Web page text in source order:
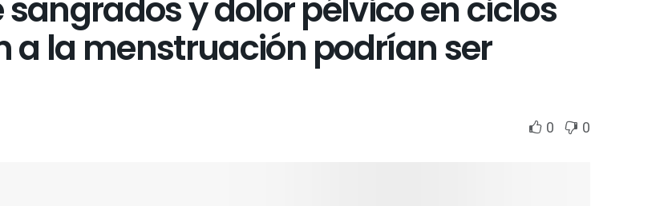
sangrados y dolor pélvico en ciclos
a la menstruación podrían ser
0 0